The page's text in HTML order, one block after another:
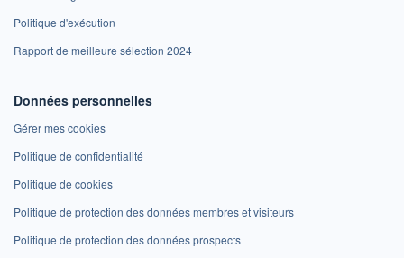
Politique d'exécution
Rapport de meilleure sélection 2024
Données personnelles
Gérer mes cookies
Politique de confidentialité
Politique de cookies
Politique de protection des données membres et visiteurs
Politique de protection des données prospects